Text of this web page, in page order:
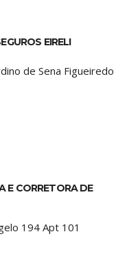
EIRELI
de Sena Figueiredo
E CORRETORA DE
194 Apt 101